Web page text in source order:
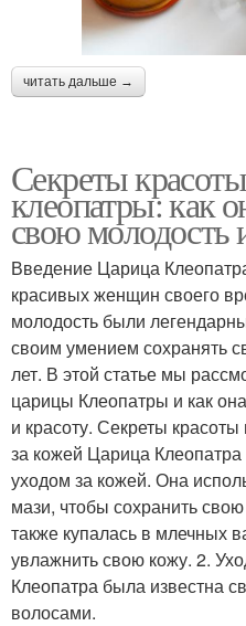
читать дальше →
Секреты
клеопатры: как
свою молодость
Введение Царица
красивых женщин своего
молодость были
своим умением сохранять
лет. В этой статье мы
царицы Клеопатры и как
и красоту. Секреты
за кожей Царица
уходом за кожей. Она
мази, чтобы сохранить
также купалась в млечных
увлажнить свою кожу. 2.
Клеопатра была известна
волосами.